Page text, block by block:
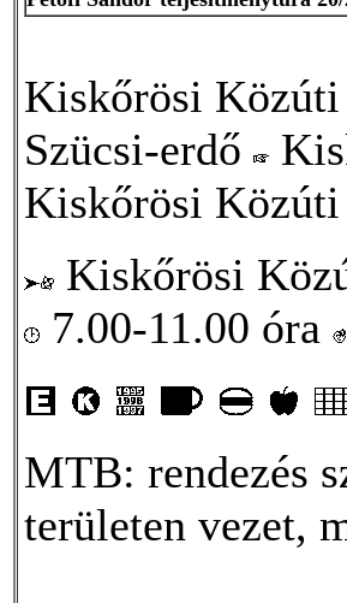
Kiskőrösi
Szücsi-erdő
Kiskőrösi
Kiskőrösi
7.00-11.00 óra
MTB: rendezés
területen vezet,